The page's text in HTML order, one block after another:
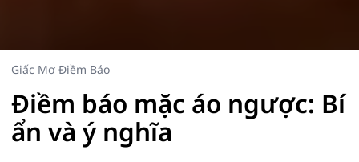
Giấc Mơ Điềm Báo
Điềm báo mặc áo ngược: Bí
ẩn và ý nghĩa